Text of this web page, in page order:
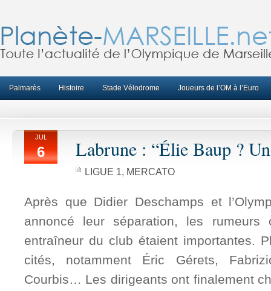
Palmarès Histoire Stade Vélodrome Joueurs de l’OM à l’Euro
JUL
6 Labrune : “Élie Baup ?
LIGUE 1, MERCATO
Après que Didier Deschamps et
annoncé leur séparation, les rumeurs
entraîneur du club étaient importantes.
cités, notamment Éric Gérets,
Courbis… Les dirigeants ont finalement